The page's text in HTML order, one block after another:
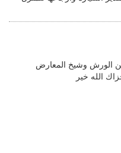
الورش وشيخ المعارض
الله خير